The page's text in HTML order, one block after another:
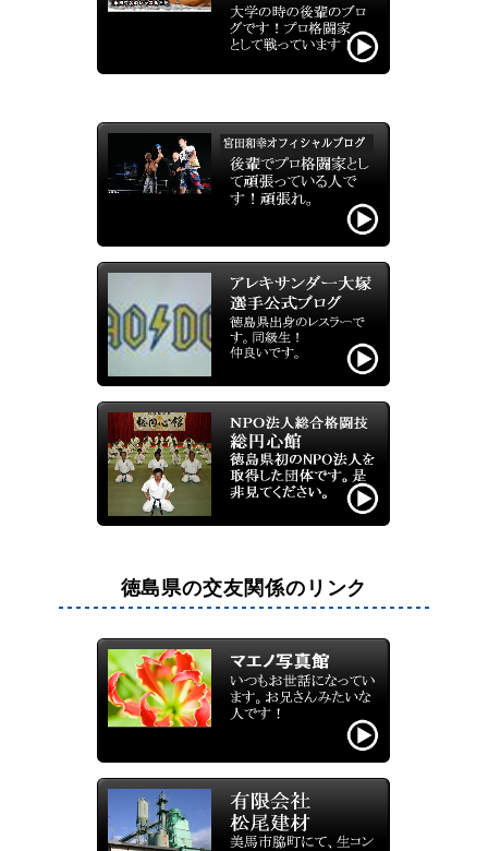
徳島県の交友関係のリンク